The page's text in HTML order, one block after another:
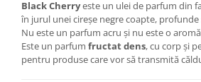
Black Cherryeste un ulei de parfum din
în jurul unei cireșe negre coapte,
Nu este un parfum acru și nu este o
Este un parfum fructat dens, cu corp și
pentru produse care vor să transmită